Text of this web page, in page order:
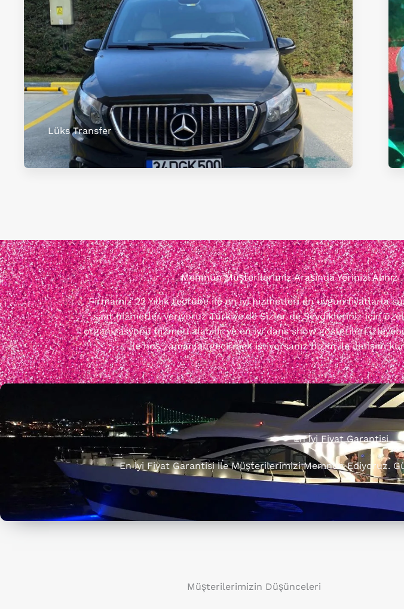
Lüks Transfer
Memnun Müşterilerimiz Arasında Yerinizi Alınız
Firmamız 22 Yıllık tecrübe ile en iyi hizmetleri en uygun fiyatlarla
saat hizmetler veriyoruz Türkiye'de Sizler de Sevdikleriniz için özel
organizasyonu hizmeti alabilir ve en iyi dans show gösterileri
ile hoş zamanlar geçirmek istiyorsanız bizim ile iletişim
En İyi Fiyat Garantisi
En İyi Fiyat Garantisi İle Müşterilerimizi Memnun Ediyoruz.
Müşterilerimizin Düşünceleri